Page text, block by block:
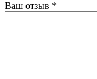
Ваш отзыв *